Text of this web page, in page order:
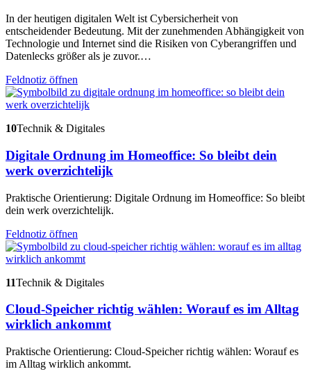
In der heutigen digitalen Welt ist Cybersicherheit von
entscheidender Bedeutung. Mit der zunehmenden Abhängigkeit von
Technologie und Internet sind die Risiken von Cyberangriffen und
Datenlecks größer als je zuvor.…
Feldnotiz öffnen
10Technik & Digitales
Digitale Ordnung im Homeoffice: So bleibt dein
werk overzichtelijk
Praktische Orientierung: Digitale Ordnung im Homeoffice: So bleibt
dein werk overzichtelijk.
Feldnotiz öffnen
11Technik & Digitales
Cloud-Speicher richtig wählen: Worauf es im Alltag
wirklich ankommt
Praktische Orientierung: Cloud-Speicher richtig wählen: Worauf es
im Alltag wirklich ankommt.